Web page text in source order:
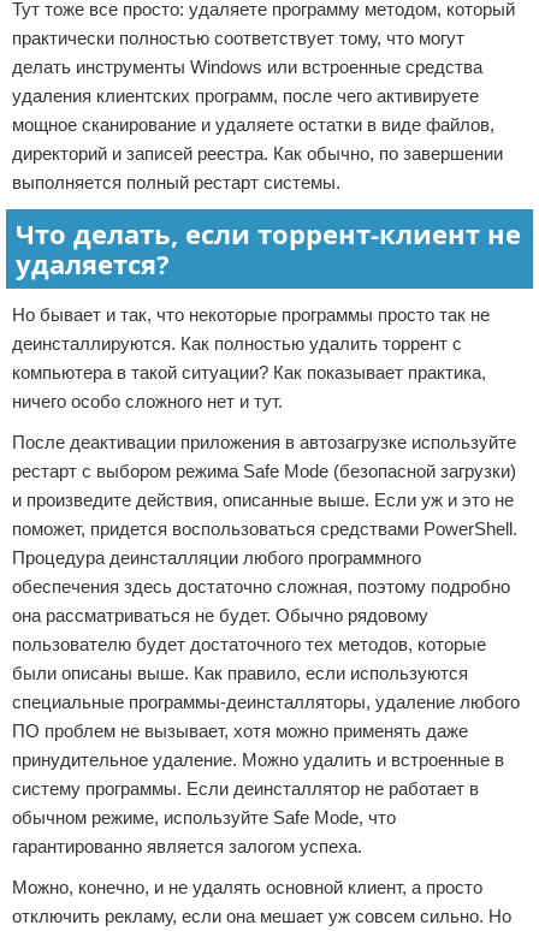
Тут тоже все просто: удаляете программу методом, который
практически полностью соответствует тому, что могут
делать инструменты Windows или встроенные средства
удаления клиентских программ, после чего активируете
мощное сканирование и удаляете остатки в виде файлов,
директорий и записей реестра. Как обычно, по завершении
выполняется полный рестарт системы.
Что делать, если торрент-клиент не
удаляется?
Но бывает и так, что некоторые программы просто так не
деинсталлируются. Как полностью удалить торрент с
компьютера в такой ситуации? Как показывает практика,
ничего особо сложного нет и тут.
После деактивации приложения в автозагрузке используйте
рестарт с выбором режима Safe Mode (безопасной загрузки)
и произведите действия, описанные выше. Если уж и это не
поможет, придется воспользоваться средствами PowerShell.
Процедура деинсталляции любого программного
обеспечения здесь достаточно сложная, поэтому подробно
она рассматриваться не будет. Обычно рядовому
пользователю будет достаточного тех методов, которые
были описаны выше. Как правило, если используются
специальные программы-деинсталляторы, удаление любого
ПО проблем не вызывает, хотя можно применять даже
принудительное удаление. Можно удалить и встроенные в
систему программы. Если деинсталлятор не работает в
обычном режиме, используйте Safe Mode, что
гарантированно является залогом успеха.
Можно, конечно, и не удалять основной клиент, а просто
отключить рекламу, если она мешает уж совсем сильно. Но